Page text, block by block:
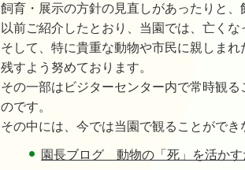
飼育・展示の方針の見直しがあったりと、
以前ご紹介したとおり、当園では、亡く
そして、特に貴重な動物や市民に親しま
残すよう努めております。
その一部はビジターセンター内で常時観
のです。
その中には、今では当園で観ることができ
園長ブログ 動物の「死」を活かす